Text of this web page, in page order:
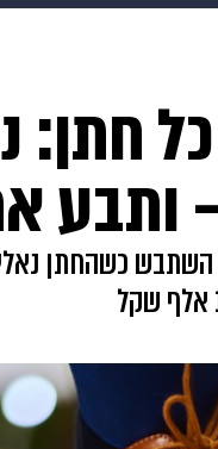
תשעה חודשים
חתן:
השתבש כשהחתן